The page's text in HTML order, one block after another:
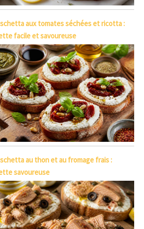
aux tomates séchées et ricotta :
facile et savoureuse
au thon et au fromage frais :
savoureuse